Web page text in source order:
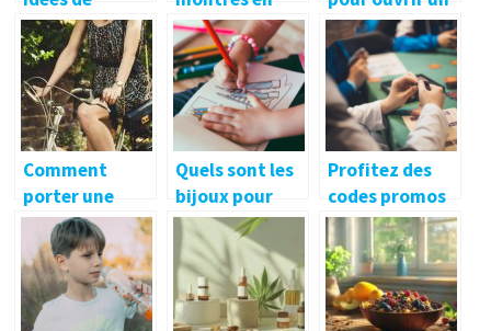
cadeaux de
Noel pour tous
bois: les
avantages et
inconvenients
de differents
types de bois
magasin
Comment
porter une
robe de style
boheme en
toute occasion
?
Quels sont les
bijoux pour
enfants a la
mode ?
Profitez des
codes promos
sur les casinos
en ligne
responsables